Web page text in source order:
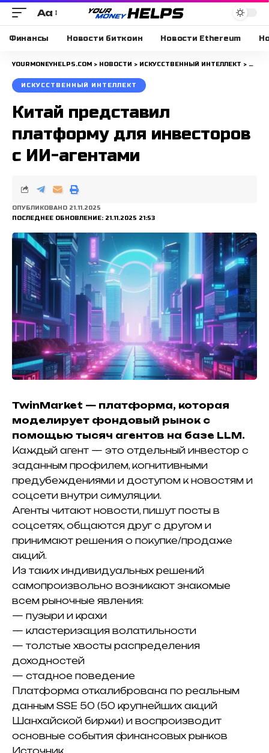
Размера
шрифта
Aa
Финансы Новости биткоин Новости Ethereum
YOURMONEYHELPS.COM > НОВОСТИ > ИСКУССТВЕННЫЙ ИНТЕЛЛЕКТ >
ИСКУССТВЕННЫЙ ИНТЕЛЛЕКТ
Китай представил
платформу для инвесторов
с ИИ-агентами
ПОСЛЕДНЕЕ ОБНОВЛЕНИЕ: 21.11.2025 21:53
ОПУБЛИКОВАНО 21.11.2025
TwinMarket — платформа, которая
моделирует фондовый рынок с
помощью тысяч агентов на базе LLM.
Каждый агент — это отдельный инвестор с
заданным профилем, когнитивными
предубеждениями и доступом к новостям и
соцсети внутри симуляции.
Агенты читают новости, пишут посты в
соцсетях, общаются друг с другом и
принимают решения о покупке/продаже
акций.
Из таких индивидуальных решений
самопроизвольно возникают знакомые
всем рыночные явления:
— пузыри и крахи
— кластеризация волатильности
— толстые хвосты распределения
доходностей
— стадное поведение
Платформа откалибрована по реальным
данным SSE 50 (50 крупнейших акций
Шанхайской биржи) и воспроизводит
основные события финансовых рынков